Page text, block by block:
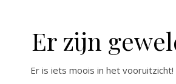
Er zijn
Er is iets moois in het